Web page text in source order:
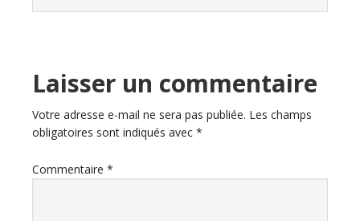
Laisser un commentaire
Votre adresse e-mail ne sera pas publiée. Les champs
obligatoires sont indiqués avec *
Commentaire *